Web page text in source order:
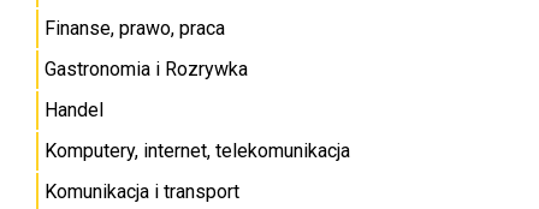
Finanse, prawo, praca
Gastronomia i Rozrywka
Handel
Komputery, internet, telekomunikacja
Komunikacja i transport